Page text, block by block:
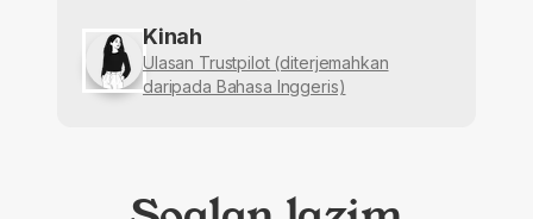
Kinah
Ulasan Trustpilot (diterjemahkan
daripada Bahasa Inggeris)